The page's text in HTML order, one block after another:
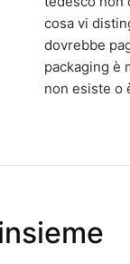
cosa vi
dovrebbe
packaging è
non esiste o